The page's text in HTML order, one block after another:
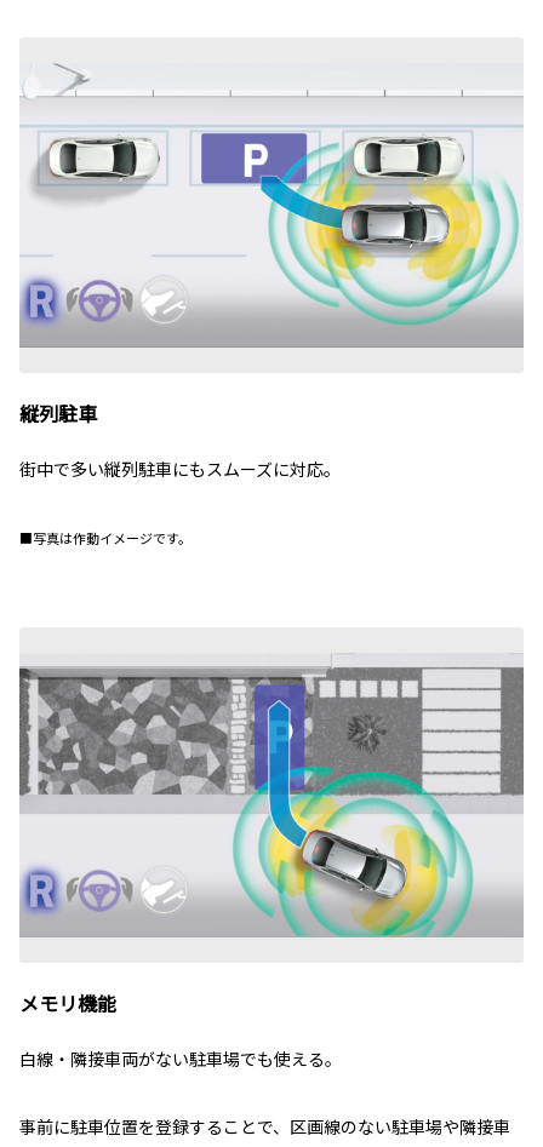
縦列駐車
街中で多い縦列駐車にもスムーズに対応。
■写真は作動イメージです。
メモリ機能
白線・隣接車両がない駐車場でも使える。
事前に駐車位置を登録することで、区画線のない駐車場や隣接車